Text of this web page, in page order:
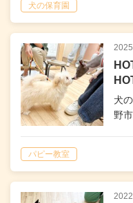
犬の保育園
犬
野
パピー教室